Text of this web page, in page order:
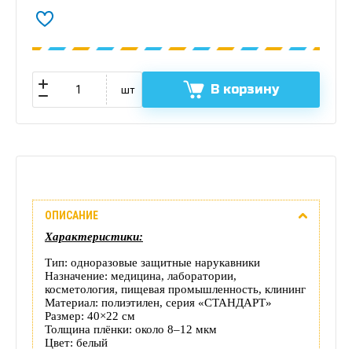
шт В корзину
Отзывы
(0)
Доставка
этого
ОПИСАНИЕ
Характеристики:
Тип: одноразовые защитные нарукавники
Назначение: медицина, лаборатории,
косметология, пищевая промышленность, клининг
Материал: полиэтилен, серия «СТАНДАРТ»
Размер: 40×22 см
Толщина плёнки: около 8–12 мкм
Цвет: белый